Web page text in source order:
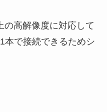
の高解像度に対応して
本で接続できるためシ